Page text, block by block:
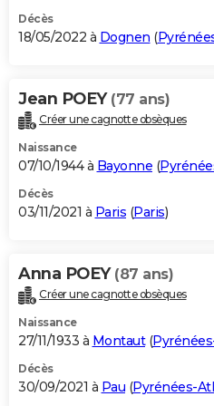
Décès
18/05/2022 à Dognen (
Jean POEY (77 ans)
Créer une cagnotte obsèques
Naissance
07/10/1944 à Bayonne (
Décès
03/11/2021 à Paris (Paris)
Anna POEY (87 ans)
Créer une cagnotte obsèques
Naissance
27/11/1933 à Montaut(
Décès
30/09/2021 à Pau (Pyrénées-